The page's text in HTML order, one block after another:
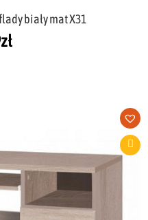
biały mat X31
zł